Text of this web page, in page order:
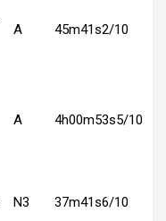
A 45m41s2/10
A 4h00m53s5/10
N3 37m41s6/10